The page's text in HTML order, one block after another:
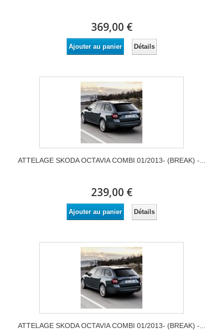
369,00 €
Ajouter au panier Détails
ATTELAGE SKODA OCTAVIA COMBI 01/2013- (BREAK) -...
239,00 €
Ajouter au panier Détails
ATTELAGE SKODA OCTAVIA COMBI 01/2013- (BREAK) -...